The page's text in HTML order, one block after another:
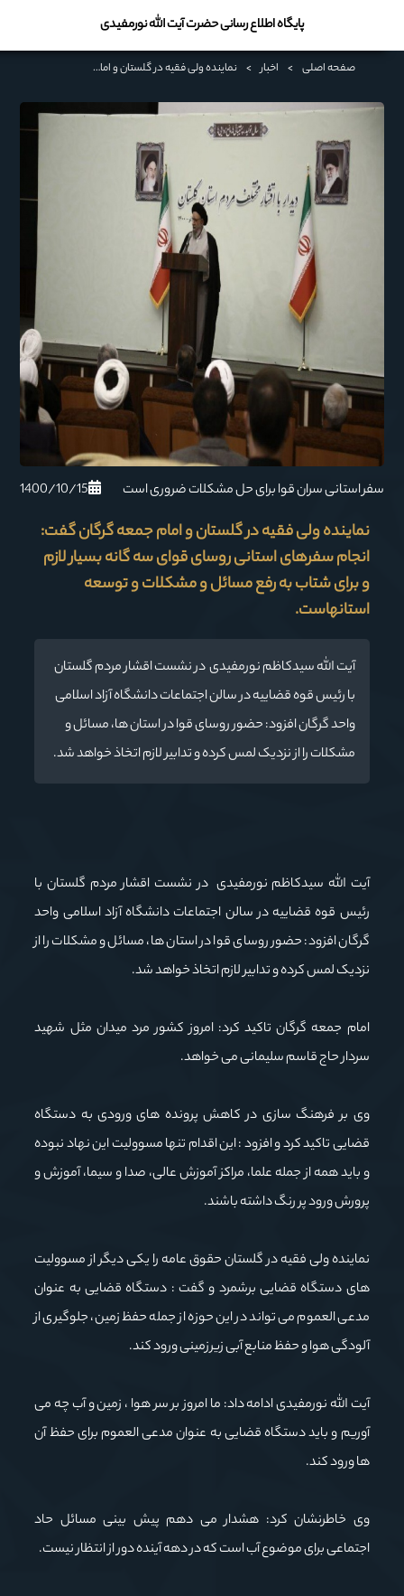
پایگاه اطلاع رسانی حضرت آیت الله نورمفیدی
صفحه اصلی > اخبار > نماینده ولی فقیه در گلستان و امام جمعه گرگان گفت: انجام سفرهای استانی روسای قوای سه گانه بسیار لازم و برای شتاب به رفع مسائل و مشکلات و توسعه استانهاست.
سفر استانی سران قوا برای حل مشکلات ضروری است 1400/10/15
نماینده ولی فقیه در گلستان و امام جمعه گرگان گفت:
انجام سفرهای استانی روسای قوای سه گانه بسیار لازم
و برای شتاب به رفع مسائل و مشکلات و توسعه
استانهاست.
آیت الله سیدکاظم نورمفیدی در نشست اقشار مردم گلستان
با رئیس قوه قضاییه در سالن اجتماعات دانشگاه آزاد اسلامی
واحد گرگان افزود: حضور روسای قوا در استان ها، مسائل و
مشکلات را از نزدیک لمس کرده و تدابیر لازم اتخاذ خواهد شد.
آیت الله سیدکاظم نورمفیدی در نشست اقشار مردم گلستان با
رئیس قوه قضاییه در سالن اجتماعات دانشگاه آزاد اسلامی واحد
گرگان افزود: حضور روسای قوا در استان ها، مسائل و مشکلات را از
نزدیک لمس کرده و تدابیر لازم اتخاذ خواهد شد.
امام جمعه گرگان تاکید کرد: امروز کشور مرد میدان مثل شهید
سردار حاج قاسم سلیمانی می خواهد.
وی بر فرهنگ سازی در کاهش پرونده های ورودی به دستگاه
قضایی تاکید کرد و افزود : این اقدام تنها مسوولیت این نهاد نبوده
و باید همه از جمله علما، مراکز آموزش عالی، صدا و سیما، آموزش و
پرورش ورود پر رنگ داشته باشند.
نماینده ولی فقیه در گلستان حقوق عامه را یکی دیگر از مسوولیت
های دستگاه قضایی برشمرد و گفت : دستگاه قضایی به عنوان
مدعی العموم می تواند در این حوزه از جمله حفظ زمین، جلوگیری از
آلودگی هوا و حفظ منابع آبی زیرزمینی ورود کند.
آیت الله نورمفیدی ادامه داد: ما امروز بر سر هوا ، زمین و آب چه می
آوریم و باید دستگاه قضایی به عنوان مدعی العموم برای حفظ آن
ها ورود کند.
وی خاطرنشان کرد: هشدار می دهم پیش بینی مسائل حاد
اجتماعی برای موضوع آب است که در دهه آینده دور از انتظار نیست.